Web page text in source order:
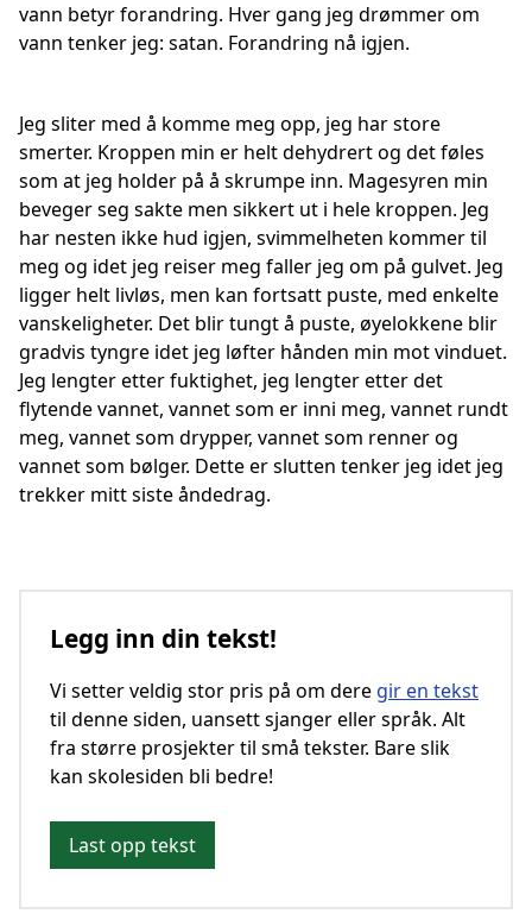
vann betyr forandring. Hver gang jeg drømmer om
vann tenker jeg: satan. Forandring nå igjen.
Jeg sliter med å komme meg opp, jeg har store
smerter. Kroppen min er helt dehydrert og det føles
som at jeg holder på å skrumpe inn. Magesyren min
beveger seg sakte men sikkert ut i hele kroppen. Jeg
har nesten ikke hud igjen, svimmelheten kommer til
meg og idet jeg reiser meg faller jeg om på gulvet. Jeg
ligger helt livløs, men kan fortsatt puste, med enkelte
vanskeligheter. Det blir tungt å puste, øyelokkene blir
gradvis tyngre idet jeg løfter hånden min mot vinduet.
Jeg lengter etter fuktighet, jeg lengter etter det
flytende vannet, vannet som er inni meg, vannet rundt
meg, vannet som drypper, vannet som renner og
vannet som bølger. Dette er slutten tenker jeg idet jeg
trekker mitt siste åndedrag.
Legg inn din tekst!
Vi setter veldig stor pris på om dere gir en tekst
til denne siden, uansett sjanger eller språk. Alt
fra større prosjekter til små tekster. Bare slik
kan skolesiden bli bedre!
Last opp tekst